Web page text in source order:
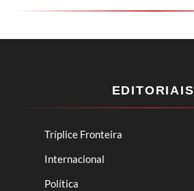
EDITORIAIS
Tríplice Fronteira
Internacional
Política